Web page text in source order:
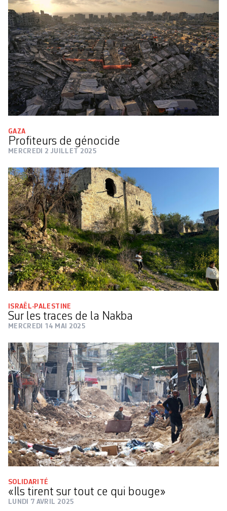
GAZA
Profiteurs de génocide
MERCREDI 2 JUILLET 2025
ISRAËL-PALESTINE
Sur les traces de la Nakba
MERCREDI 14 MAI 2025
SOLIDARITÉ
«Ils tirent sur tout ce qui bouge»
LUNDI 7 AVRIL 2025